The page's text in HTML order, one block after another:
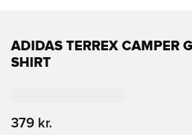
ADIDAS TERREX CAMPER
SHIRT
379 kr.